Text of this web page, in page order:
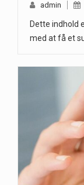
admin
Dette indhold
med at få et